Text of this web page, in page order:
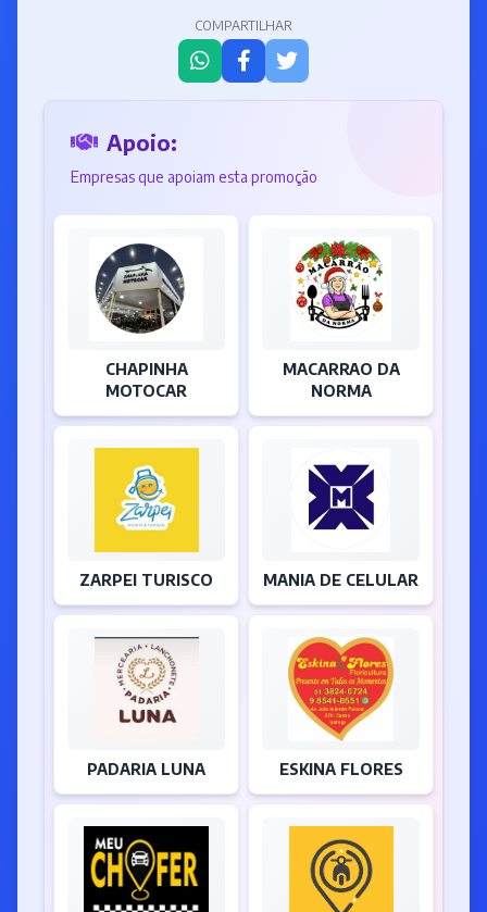
COMPARTILHAR
Apoio:
Empresas que apoiam esta promoção
CHAPINHA
MOTOCAR
MACARRAO DA
NORMA
ZARPEI TURISCO MANIA DE CELULAR
PADARIA LUNA ESKINA FLORES